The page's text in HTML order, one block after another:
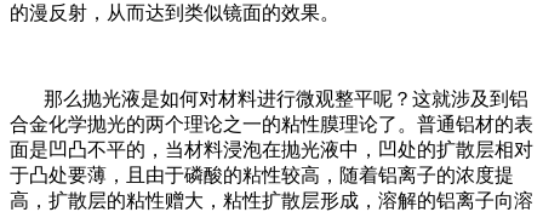
的漫反射，从而达到类似镜面的效果。
那么抛光液是如何对材料进行微观整平呢？这就涉及到铝
合金化学抛光的两个理论之一的粘性膜理论了。普通铝材的表
面是凹凸不平的，当材料浸泡在抛光液中，凹处的扩散层相对
于凸处要薄，且由于磷酸的粘性较高，随着铝离子的浓度提
高，扩散层的粘性赠大，粘性扩散层形成，溶解的铝离子向溶